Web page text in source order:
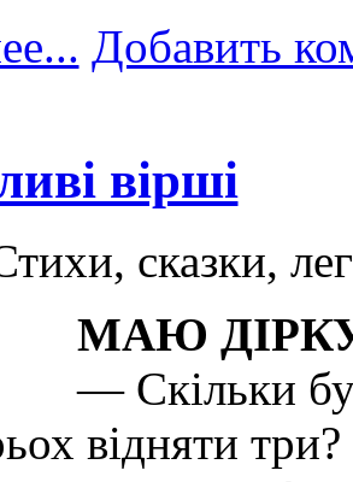
Добавить
вірші
сказки,
МАЮ
— Скільки
відняти три?